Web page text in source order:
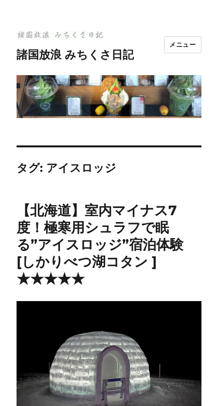
諸国放浪 みちくさ日記
メニュー
タグ: アイスロッジ
【北海道】室内マイナス7
度！極寒用シュラフで眠
る”アイスロッジ”宿泊体験
[しかりべつ湖コタン ]
★★★★★